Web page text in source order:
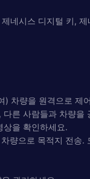
네시스 디지털 키,
차량을 원격으로 제
른 사람들과 차량을
을 확인하세요.
량으로 목적지 전송.